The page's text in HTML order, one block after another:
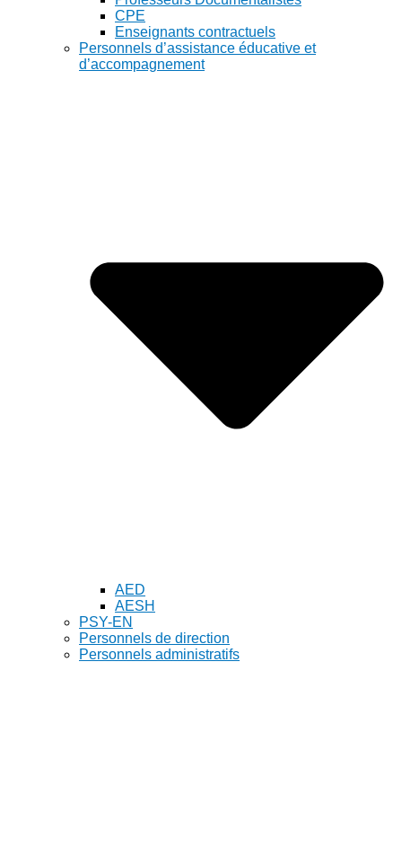
CPE
Enseignants contractuels
Personnels d’assistance éducative et
d’accompagnement
AED
AESH
PSY-EN
Personnels de direction
Personnels administratifs